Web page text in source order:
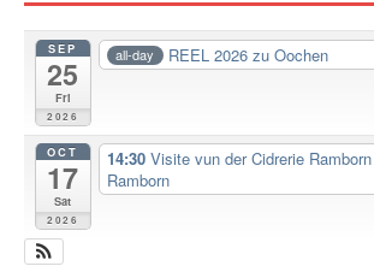
SEP
25
Fri
2026
all-day REEL 2026 zu Oochen
OCT
17
Sat
2026
14:30 Visite vun der Cidrerie Ramborn
Ramborn